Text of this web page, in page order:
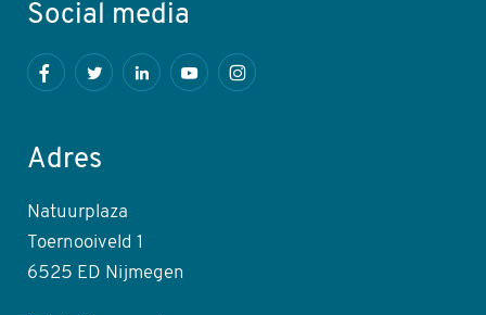
Social media
Adres
Natuurplaza
Toernooiveld 1
6525 ED Nijmegen